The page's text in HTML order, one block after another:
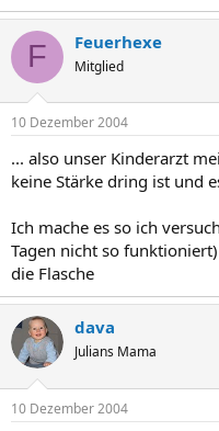
F Feuerhexe
Mitglied
10 Dezember 2004
... also unser Kinderarzt
keine Stärke dring ist und
Ich mache es so ich
Tagen nicht so
die Flasche
dava
Julians Mama
10 Dezember 2004